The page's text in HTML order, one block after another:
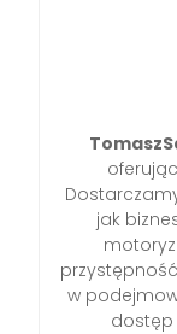
jak
w
dostęp